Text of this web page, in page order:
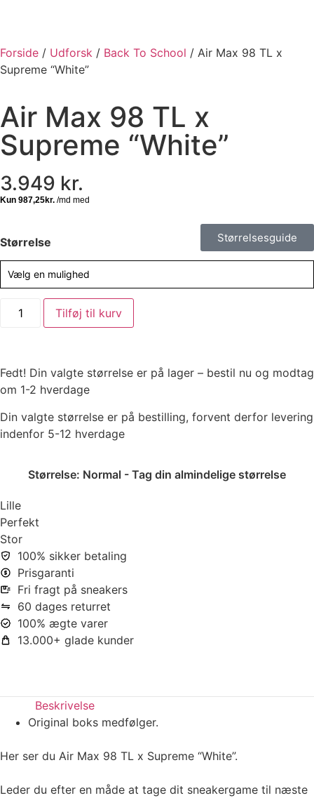
Forside / Udforsk / Back To School / Air Max 98 TL x
Supreme “White”
Air Max 98 TL x
Supreme “White”
3.949 kr.
Størrelsesguide
Størrelse
Vælg en mulighed
Tilføj til kurv
Fedt! Din valgte størrelse er på lager – bestil nu og modtag
om 1-2 hverdage
Din valgte størrelse er på bestilling, forvent derfor levering
indenfor 5-12 hverdage
Størrelse: Normal - Tag din almindelige størrelse
Lille
Perfekt
Stor
100% sikker betaling
Prisgaranti
Fri fragt på sneakers
60 dages returret
100% ægte varer
13.000+ glade kunder
Beskrivelse
Original boks medfølger.
Her ser du Air Max 98 TL x Supreme “White”.
Leder du efter en måde at tage dit sneakergame til næste